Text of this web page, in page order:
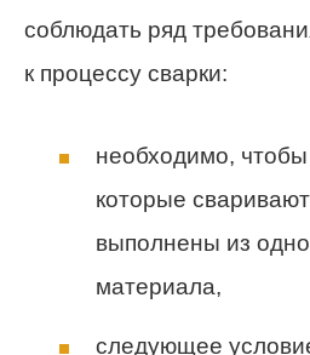
соблюдать ряд
к процессу сварки:
необходимо, чтобы
которые
выполнены из
материала,
следующее